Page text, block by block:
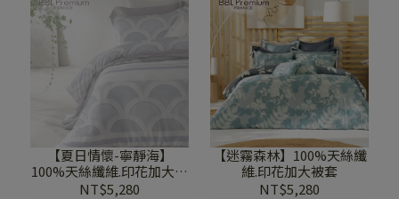
【夏日情懷-寧靜海】
100%天絲纖維.印花加大被
套
NT$5,280
【迷霧森林】100%天絲纖
維.印花加大被套
NT$5,280